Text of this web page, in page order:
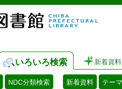
いろいろ検索 新着資料
NDC分類検索 新着資料 テー